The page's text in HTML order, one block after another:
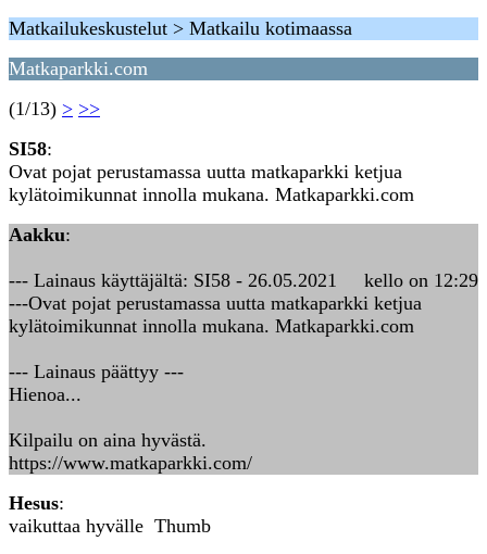
Matkailukeskustelut > Matkailu kotimaassa
Matkaparkki.com
(1/13) > >>
SI58:
Ovat pojat perustamassa uutta matkaparkki ketjua
kylätoimikunnat innolla mukana. Matkaparkki.com
Aakku:
--- Lainaus käyttäjältä: SI58 - 26.05.2021 kello on 12:29
---Ovat pojat perustamassa uutta matkaparkki ketjua
kylätoimikunnat innolla mukana. Matkaparkki.com
--- Lainaus päättyy ---
Hienoa...
Kilpailu on aina hyvästä.
https://www.matkaparkki.com/
Hesus:
vaikuttaa hyvälle Thumb